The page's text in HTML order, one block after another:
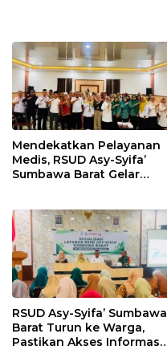
Mendekatkan Pelayanan
Medis, RSUD Asy-Syifa’
Sumbawa Barat Gelar
RSUD Asy-Syifa’ Sumbawa
Barat Turun ke Warga,
Pastikan Akses Informasi